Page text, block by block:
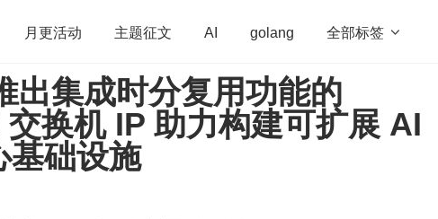
月更活动 主题征文 AI golang 全部标签 
算法 学习方法 Web3.0
序员 运维 深度思考 低代码 redis golang
出集成时分复用功能的
换机 IP 助力构建可扩展 AI
基础设施